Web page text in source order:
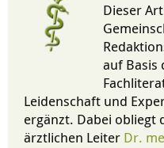
Dieser
auf Basis
Leidenschaft und
ergänzt. Dabei obliegt
ärztlichen Leiter Dr.